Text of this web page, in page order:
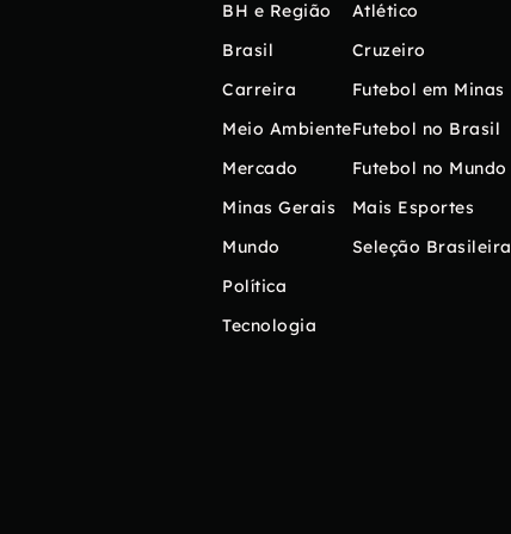
BH e Região
Brasil
Carreira
Meio Ambiente
Mercado
Minas Gerais
Mundo
Política
Tecnologia
Atlético
Cruzeiro
Futebol em Minas
Futebol no Brasil
Futebol no Mundo
Mais Esportes
Seleção Brasileira